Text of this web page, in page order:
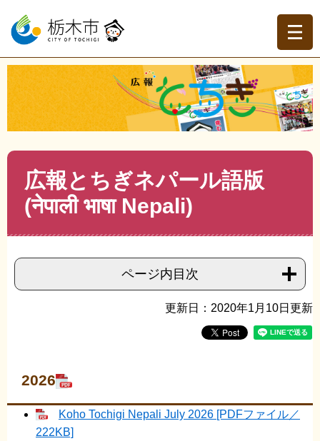
ー
の
先
頭
で
す。
ニ
ー
を
飛
ば
し
て
本
現在地
トップページ > 広報とちぎ >広報とちぎ外国語版 >नेपाली
भाषा／Nepali (ネパール語版)>>広報とちぎネパール語版
(नेपाली भाषा Nepali)
広報とちぎネパール語版
(नेपाली भाषा Nepali)
ページ内目次
更新日：2020年1月10日更新
2026
Koho Tochigi Nepali July 2026 [PDFファイル／
222KB]